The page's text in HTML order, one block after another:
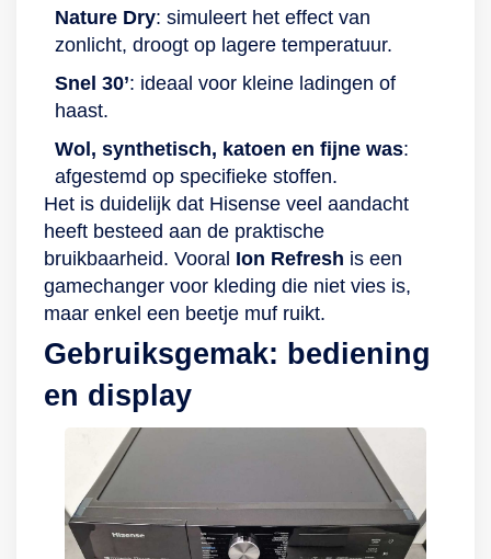
Dankzij het unieke
AquaWave-design
wordt jouw kleding
behandeld. De
speciaal ontworpen
peddels zorgen in
combinatie met de
deur van gebogen
glas voor
zorgvuldige,
golvende
bewegingen, zodat
beschermd maar
stapje verder, want
deze droogtrommel
hierbij. Het apparaat
produceert tijdens
een cyclus een
maximaal 66
decibel. Verder is
deze droger in
klassiek witte kleur
eenvoudig in te
stellen met de
druktoetsen, de
grote draaiknop en
het digitale display.
met de
start.
Nature Dry: simuleert het effect van
zonlicht, droogt op lagere temperatuur.
Snel 30’: ideaal voor kleine ladingen of
haast.
Wol, synthetisch, katoen en fijne was:
afgestemd op specifieke stoffen.
Het is duidelijk dat Hisense veel aandacht
heeft besteed aan de praktische
bruikbaarheid. Vooral Ion Refresh is een
gamechanger voor kleding die niet vies is,
maar enkel een beetje muf ruikt.
Gebruiksgemak: bediening
en display